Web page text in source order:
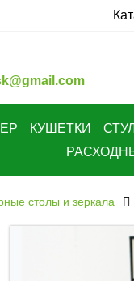
КУШЕТКИ
столы и зеркала